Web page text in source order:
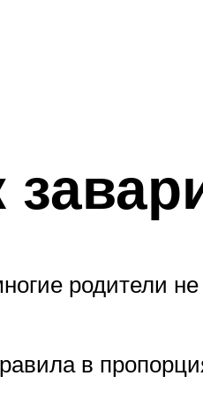
родители
в